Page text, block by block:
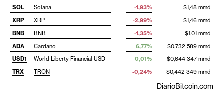
SOL
Solana -1,93%
$1,48 mmd
XRP
XRP -2,99%
$1,46 mmd
BNB
BNB -1,35%
$1,01 mmd
ADA
Cardano 6,77%
$0,732 589 mmd
USD1
World Liberty Financial USD 0,01%
$0,644 347 mmd
TRX
TRON -0,24% $0,442 349 mmd
DiarioBitcoin.com